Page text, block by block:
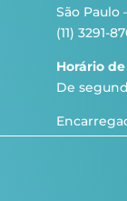
São Paulo
(11) 3291-
Horário
De